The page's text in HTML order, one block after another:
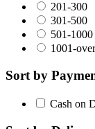
201-300
301-500
501-1000
1001-over
Sort by
Cash on